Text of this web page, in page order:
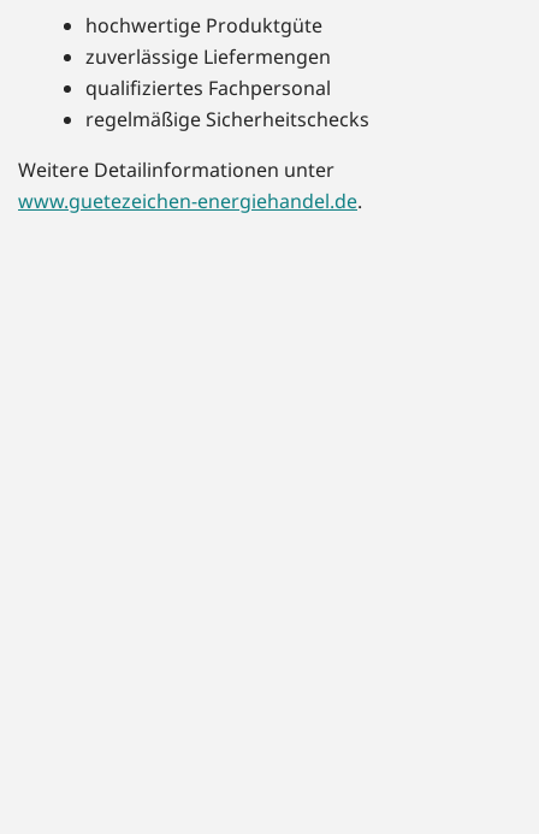
hochwertige Produktgüte
zuverlässige Liefermengen
qualifiziertes Fachpersonal
regelmäßige Sicherheitschecks
Weitere Detailinformationen unter
www.guetezeichen-energiehandel.de.